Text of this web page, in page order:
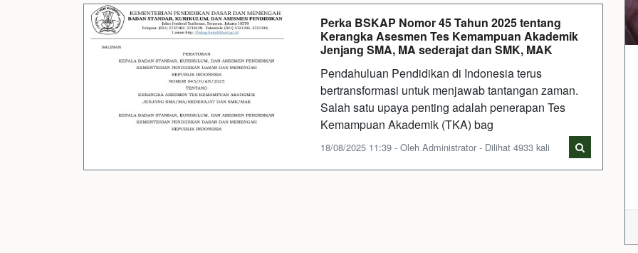
Perka BSKAP Nomor 45 Tahun 2025 tentang
Kerangka Asesmen Tes Kemampuan Akademik
Jenjang SMA, MA sederajat dan SMK, MAK
Pendahuluan Pendidikan di Indonesia terus
bertransformasi untuk menjawab tantangan zaman.
Salah satu upaya penting adalah penerapan Tes
Kemampuan Akademik (TKA) bag
18/08/2025 11:39 - Oleh Administrator - Dilihat 4933 kali